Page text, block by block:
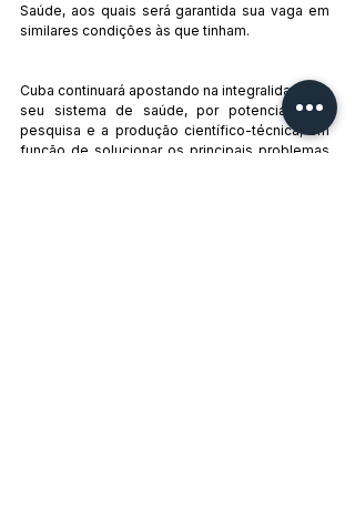
Saúde, aos quais será garantida sua vaga em
similares condições às que tinham.
Cuba continuará apostando na integralidade de
seu sistema de saúde, por potencializar a
pesquisa e a produção científico-técnica, em
função de solucionar os principais problemas